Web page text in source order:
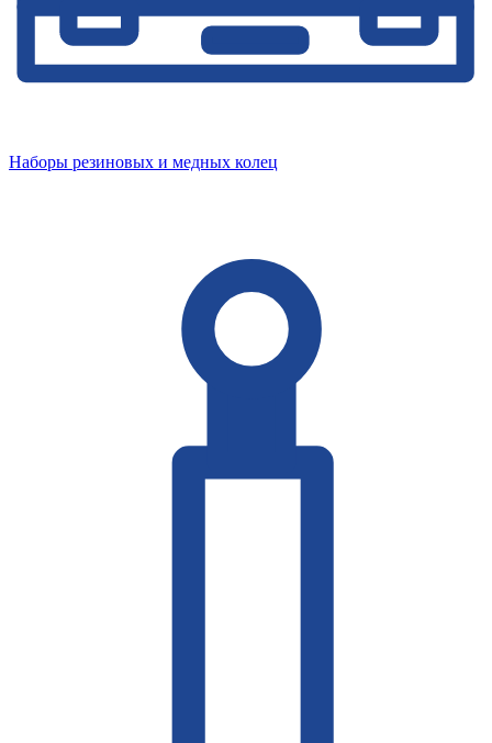
Наборы резиновых и медных колец